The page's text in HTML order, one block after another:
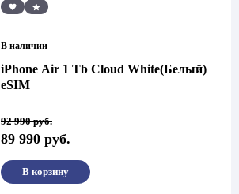
Сравнить
В наличии
iPhone Air 1 Tb Cloud White(Белый)
eSIM
92 990руб.
Первоначальная
цена
составляла
990 руб..
89 990 руб.
Текущая
цена:
89
В корзину